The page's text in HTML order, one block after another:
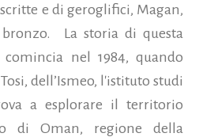
e di geroglifici, Magan,
bronzo. La storia di questa
nel 1984, quando
dell’Ismeo, l'istituto studi
a esplorare il territorio
di Oman, regione della